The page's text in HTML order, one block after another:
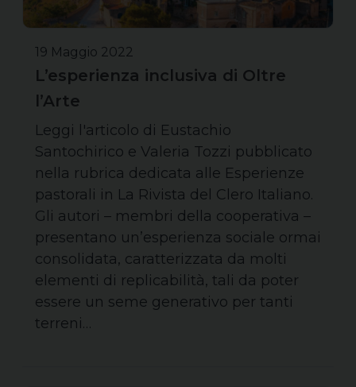
19 Maggio 2022
L’esperienza inclusiva di Oltre
l’Arte
Leggi l'articolo di Eustachio
Santochirico e Valeria Tozzi pubblicato
nella rubrica dedicata alle Esperienze
pastorali in La Rivista del Clero Italiano.
Gli autori – membri della cooperativa –
presentano un’esperienza sociale ormai
consolidata, caratterizzata da molti
elementi di replicabilità, tali da poter
essere un seme generativo per tanti
terreni…